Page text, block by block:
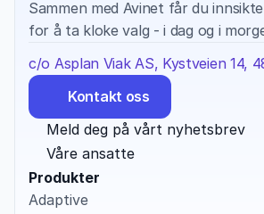
Sammen med Avinet får du
for å ta kloke valg - i dag og i
c/o Asplan Viak AS, Kystveien 14,
Kontakt oss
Meld deg på vårt nyhetsbrev
Våre ansatte
Produkter
Adaptive